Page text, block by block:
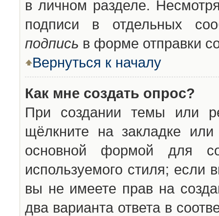
в личном разделе.
подписи в отдельных
подпись в форме отправки
Вернуться к началу
Как мне создать опрос?
При создании темы или
щёлкните на закладке
основной формой для
используемого стиля; если
вы не имеете прав на
два варианта ответа в